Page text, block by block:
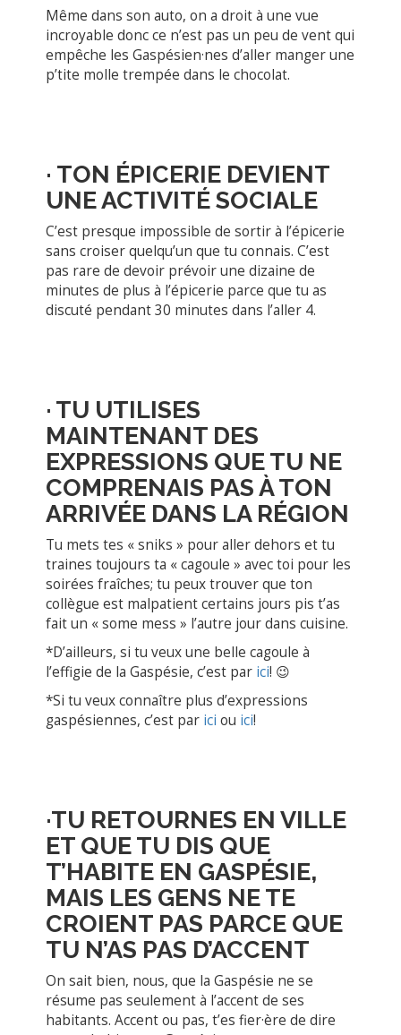
Même dans son auto, on a droit à une vue
incroyable donc ce n’est pas un peu de vent qui
empêche les Gaspésien·nes d’aller manger une
p’tite molle trempée dans le chocolat.
· TON ÉPICERIE DEVIENT
UNE ACTIVITÉ SOCIALE
C’est presque impossible de sortir à l’épicerie
sans croiser quelqu’un que tu connais. C’est
pas rare de devoir prévoir une dizaine de
minutes de plus à l’épicerie parce que tu as
discuté pendant 30 minutes dans l’aller 4.
· TU UTILISES
MAINTENANT DES
EXPRESSIONS QUE TU NE
COMPRENAIS PAS À TON
ARRIVÉE DANS LA RÉGION
Tu mets tes « sniks » pour aller dehors et tu
traines toujours ta « cagoule » avec toi pour les
soirées fraîches; tu peux trouver que ton
collègue est malpatient certains jours pis t’as
fait un « some mess » l’autre jour dans cuisine.
*D’ailleurs, si tu veux une belle cagoule à
l’effigie de la Gaspésie, c’est par ici! 😉
*Si tu veux connaître plus d’expressions
gaspésiennes, c’est par ici ou ici!
·TU RETOURNES EN VILLE
ET QUE TU DIS QUE
T’HABITE EN GASPÉSIE,
MAIS LES GENS NE TE
CROIENTPAS PARCE QUE
TU N’AS PAS D’ACCENT
On sait bien, nous, que la Gaspésie ne se
résume pas seulement à l’accent de ses
habitants. Accent ou pas, t’es fier·ère de dire